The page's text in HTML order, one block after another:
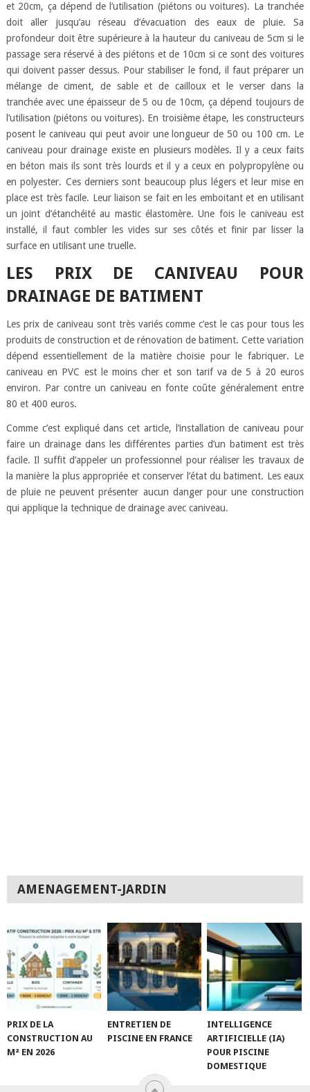
et 20cm, ça dépend de l’utilisation (piétons ou voitures). La tranchée
doit aller jusqu’au réseau d’évacuation des eaux de pluie. Sa
profondeur doit être supérieure à la hauteur du caniveau de 5cm si le
passage sera réservé à des piétons et de 10cm si ce sont des voitures
qui doivent passer dessus. Pour stabiliser le fond, il faut préparer un
mélange de ciment, de sable et de cailloux et le verser dans la
tranchée avec une épaisseur de 5 ou de 10cm, ça dépend toujours de
l’utilisation (piétons ou voitures). En troisième étape, les constructeurs
posent le caniveau qui peut avoir une longueur de 50 ou 100 cm. Le
caniveau pour drainage existe en plusieurs modèles. Il y a ceux faits
en béton mais ils sont très lourds et il y a ceux en polypropylène ou
en polyester. Ces derniers sont beaucoup plus légers et leur mise en
place est très facile. Leur liaison se fait en les emboitant et en utilisant
un joint d’étanchéité au mastic élastomère. Une fois le caniveau est
installé, il faut combler les vides sur ses côtés et finir par lisser la
surface en utilisant une truelle.
LES PRIX DE CANIVEAU POUR
DRAINAGE DE BATIMENT
Les prix de caniveau sont très variés comme c’est le cas pour tous les
produits de construction et de rénovation de batiment. Cette variation
dépend essentiellement de la matière choisie pour le fabriquer. Le
caniveau en PVC est le moins cher et son tarif va de 5 à 20 euros
environ. Par contre un caniveau en fonte coûte généralement entre
80 et 400 euros.
Comme c’est expliqué dans cet article, l’installation de caniveau pour
faire un drainage dans les différentes parties d’un batiment est très
facile. Il suffit d’appeler un professionnel pour réaliser les travaux de
la manière la plus appropriée et conserver l’état du batiment. Les eaux
de pluie ne peuvent présenter aucun danger pour une construction
qui applique la technique de drainage avec caniveau.
AMENAGEMENT-JARDIN
PRIX DE LA
CONSTRUCTION AU
M² EN 2026
ENTRETIEN DE
PISCINE EN FRANCE
INTELLIGENCE
ARTIFICIELLE (IA)
POUR PISCINE
DOMESTIQUE